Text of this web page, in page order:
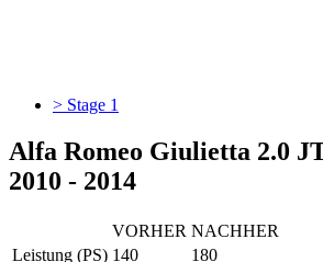
> Stage 1
Alfa Romeo Giulietta 2.0
2010 - 2014
VORHER NACHHER
Leistung (PS) 140
180